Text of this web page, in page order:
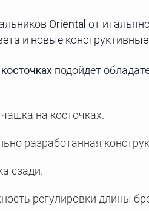
Oriental от
и новые
подойдет
на косточках.
разработанная
сзади.
регулировки длины